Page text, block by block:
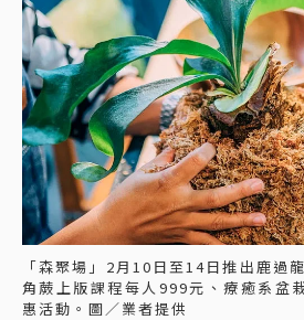
「森聚場」2月10日至14日推出鹿過
角蕨上版課程每人999元、療癒系盆
惠活動。圖／業者提供